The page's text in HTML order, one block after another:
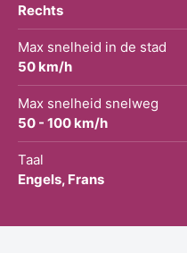
Rechts
Max snelheid in de stad
50 km/h
Max snelheid snelweg
50 - 100 km/h
Taal
Engels, Frans